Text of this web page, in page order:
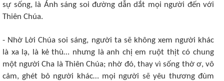
sự sống, là Ánh sáng soi đường dẫn dắt mọi người đến với
Thiên Chúa.
- Nhờ Lời Chúa soi sáng, người ta sẽ không xem người khác
là xa lạ, là kẻ thù… nhưng là anh chị em ruột thịt có chung
một người Cha là Thiên Chúa; nhờ đó, thay vì sống thờ ơ, vô
cảm, ghét bỏ người khác… mọi người sẽ yêu thương đùm